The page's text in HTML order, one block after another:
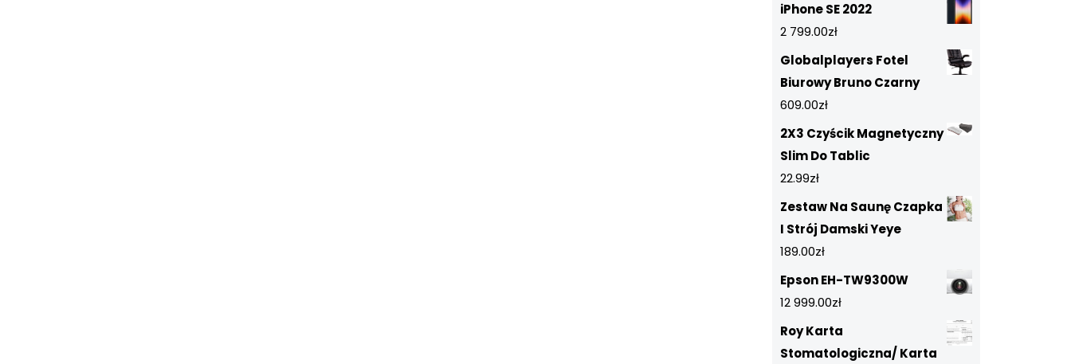
iPhone SE 2022
2 799.00zł
Globalplayers Fotel
Biurowy Bruno Czarny
609.00zł
2X3 Czyścik Magnetyczny
Slim Do Tablic
22.99zł
Zestaw Na Saunę Czapka
I Strój Damski Yeye
189.00zł
Epson EH-TW9300W
12 999.00zł
Roy Karta
Stomatologiczna/ Karta